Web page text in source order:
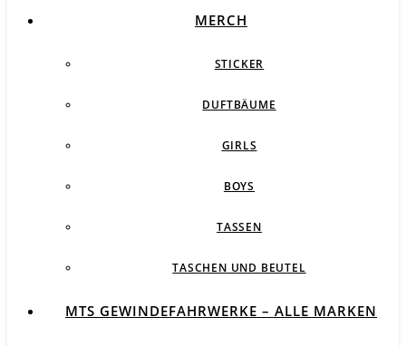
MERCH
STICKER
DUFTBÄUME
GIRLS
BOYS
TASSEN
TASCHEN UND BEUTEL
MTS GEWINDEFAHRWERKE – ALLE MARKEN